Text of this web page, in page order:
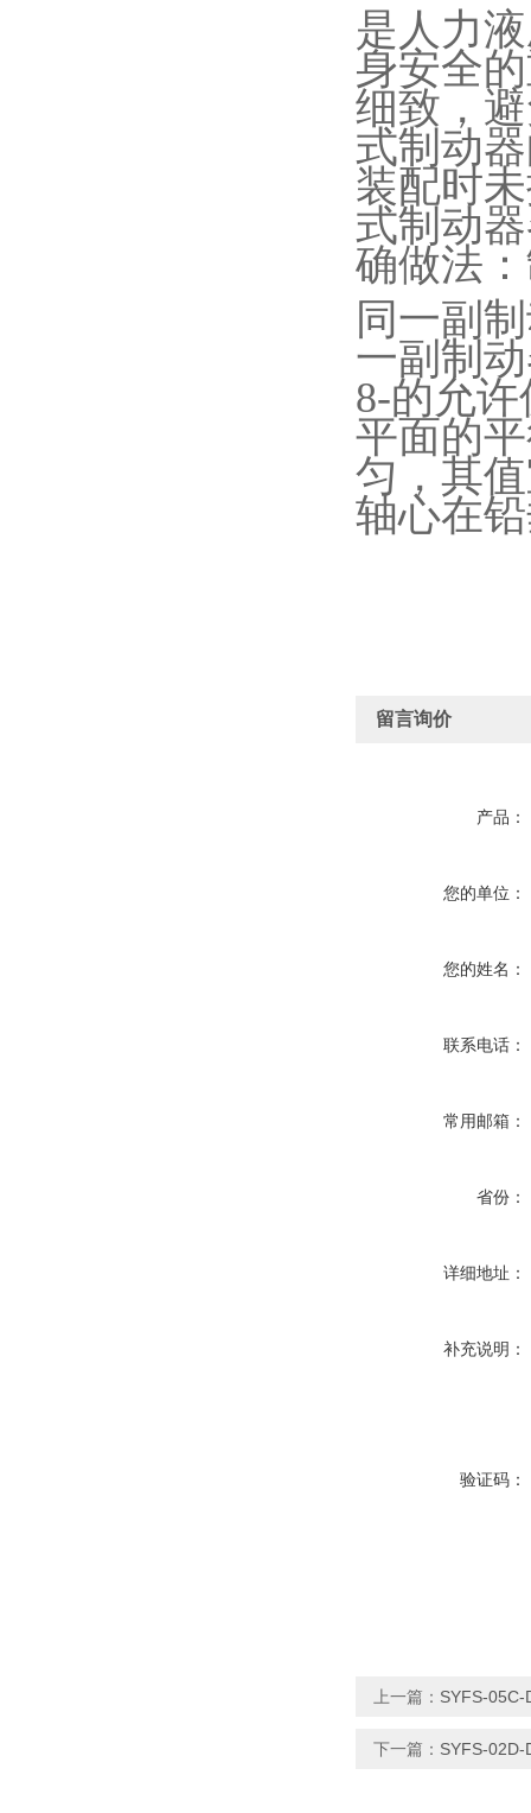
是人力
身安全
细致，
式制动
装配时
式制动
确做法
同一副
一副制
8-的允
平面的
匀，其
轴心在
留言询价
产品：
您的单位：
您的姓名：
联系电话：
常用邮箱：
省份：
详细地址：
补充说明：
验证码：
上一篇： SYFS-05C-
下一篇： SYFS-02D-